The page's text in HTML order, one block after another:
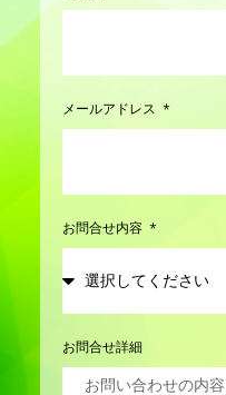
メールアドレス
お問合せ内容
お問合せ詳細